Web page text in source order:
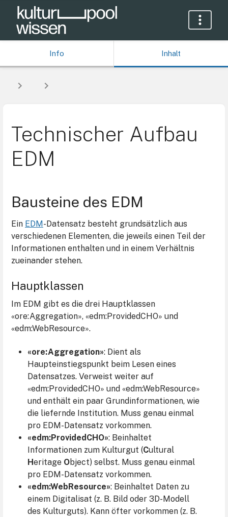
Info Inhalt
Technischer Aufbau
EDM
Bausteine des EDM
Ein EDM-Datensatz besteht grundsätzlich aus
verschiedenen Elementen, die jeweils einen Teil der
Informationen enthalten und in einem Verhältnis
zueinander stehen.
Hauptklassen
Im EDM gibt es die drei Hauptklassen
«ore:Aggregation», «edm:ProvidedCHO» und
«edm:WebResource».
«ore:Aggregation»: Dient als
Haupteinstiegspunkt beim Lesen eines
Datensatzes. Verweist weiter auf
«edm:ProvidedCHO» und «edm:WebResource»
und enthält ein paar Grundinformationen, wie
die liefernde Institution. Muss genau einmal
pro EDM-Datensatz vorkommen.
«edm:ProvidedCHO»: Beinhaltet
Informationen zum Kulturgut (Cultural
Heritage Object) selbst. Muss genau einmal
pro EDM-Datensatz vorkommen.
«edm:WebResource»: Beinhaltet Daten zu
einem Digitalisat (z. B. Bild oder 3D-Modell
des Kulturguts). Kann öfter vorkommen (z. B.